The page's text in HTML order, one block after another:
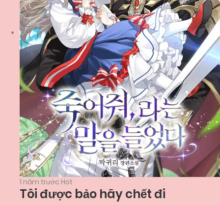
1 năm trước Hot
Tôi được bảo hãy chết đi